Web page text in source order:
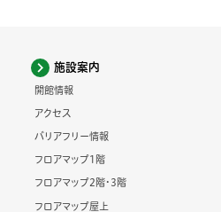
施設案内
開館情報
アクセス
バリアフリー情報
フロアマップ1階
フロアマップ2階・3階
フロアマップ屋上